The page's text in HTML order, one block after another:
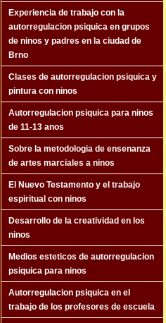
Experiencia de trabajo con la
autorregulacion psiquica en grupos
de ninos y padres en la ciudad de
Brno
Clases de autorregulacion psiquica y
pintura con ninos
Autorregulacion psiquica para ninos
de 11-13 anos
Sobre la metodologia de ensenanza
de artes marciales a ninos
El Nuevo Testamento y el trabajo
espiritual con ninos
Desarrollo de la creatividad en los
ninos
Medios esteticos de autorregulacion
psiquica para ninos
Autorregulacion psiquica en el
trabajo de los profesores de escuela